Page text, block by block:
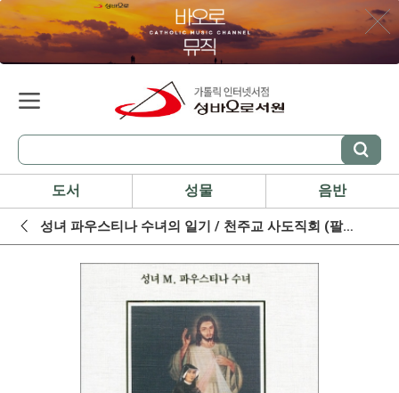
도서 성물 음반
성녀 파우스티나 수녀의 일기 / 천주교 사도직회 (팔로티회)